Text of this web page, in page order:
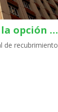
Recubrimiento en polvo: la opción innovadora para la industria de la construcción
de recubrimiento